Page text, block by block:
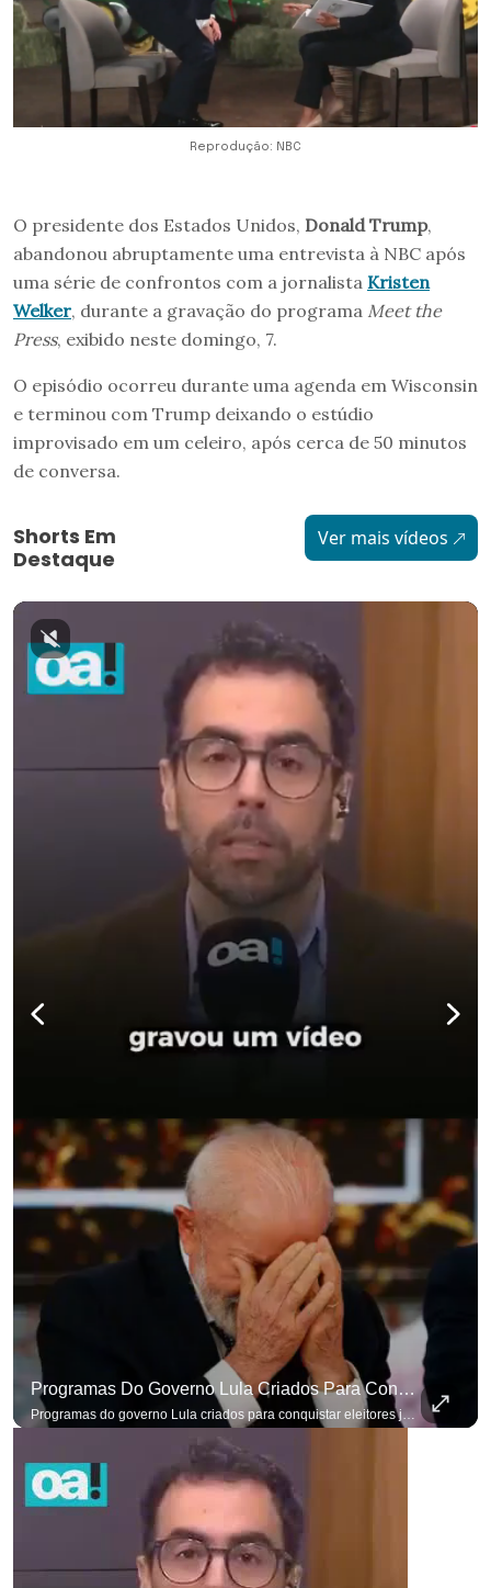
Reprodução: NBC
O presidente dos Estados Unidos, Donald Trump,
abandonou abruptamente uma entrevista à NBC após
uma série de confrontos com a jornalista Kristen
Welker, durante a gravação do programa Meet the
Press, exibido neste domingo, 7.
O episódio ocorreu durante uma agenda em Wisconsin
e terminou com Trump deixando o estúdio
improvisado em um celeiro, após cerca de 50 minutos
de conversa.
Shorts Em
Destaque
Ver mais vídeos
Programas Do Governo Lula Criados Para Conquistar Eleitores Já Não Têm Mais O Mesmo Efeito
Programas do governo Lula criados para conquistar eleitores já não têm o mesmo efeito de campanhas anteriores. #OAntagonista Se você busca informação com credibilidade, inscreva-se agora e ative o
para não perder nenhuma